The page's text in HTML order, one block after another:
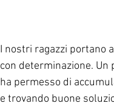
I nostri ragazzi portano
con determinazione.
ha permesso di
e trovando buone